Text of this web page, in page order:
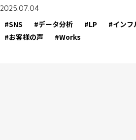
2025.07.04
#SNS #データ分析 #LP
#インフ
#お客様の声
#Works